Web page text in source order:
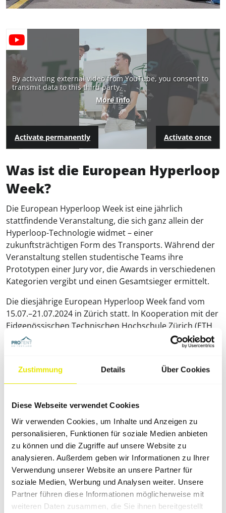
Zustimmung Details Über Cookies
Diese Webseite verwendet Cookies
Wir verwenden Cookies, um Inhalte und Anzeigen zu
personalisieren, Funktionen für soziale Medien anbieten
zu können und die Zugriffe auf unsere Website zu
analysieren. Außerdem geben wir Informationen zu Ihrer
Verwendung unserer Website an unsere Partner für
soziale Medien, Werbung und Analysen weiter. Unsere
Partner führen diese Informationen möglicherweise mit
weiteren Daten zusammen, die Sie ihnen bereitgestellt
By activating external video from YouTube, you consent to
transmit data to this third party.
More Info
Activate once
Activate permanently
Was ist die European Hyperloop
Week?
Die European Hyperloop Week ist eine jährlich
stattfindende Veranstaltung, die sich ganz allein der
Hyperloop-Technologie widmet – einer
zukunftsträchtigen Form des Transports. Während der
Veranstaltung stellen studentische Teams ihre
Prototypen einer Jury vor, die Awards in verschiedenen
Kategorien vergibt und einen Gesamtsieger ermittelt.
Die diesjährige European Hyperloop Week fand vom
15.07.–21.07.2024 in Zürich statt. In Kooperation mit der
Eidgenössischen Technischen Hochschule Zürich (ETH
Zürich) gingen insgesamt über 25 Teams ins Rennen,
den begehrten Hauptpreis „Complete System Award
Winner“ sicherte sich das Team UPV HYPERLOOP knapp
vor MU-ZERO HYPERLOOP und SWISSLOOP.
Die Hyperloop-Technik einfach
erklärt
Hyperloop ist eine moderne Form der
Transporttechnik, die langfristig gesehen Kurz- und
Mittelstreckenflüge ersetzen könnte. Es handelt sich
dabei um Vakuumtransporte. Bei dieser Art des
Hochgeschwindigkeitsreisens bewegen sich kleine